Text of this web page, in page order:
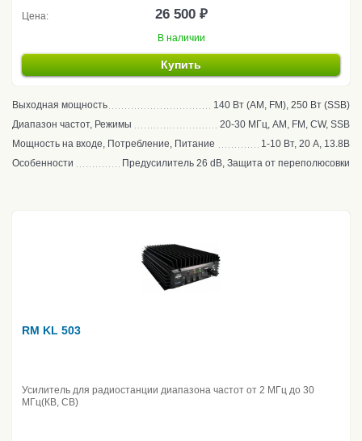
Цена: 26 500 ₽
В наличии
Купить
Выходная мощность
140 Вт (AM, FM), 250 Вт (SSB)
Диапазон частот, Режимы
20-30 МГц, AM, FM, CW, SSB
Мощность на входе, Потребление, Питание
1-10 Вт, 20 А, 13.8В
Особенности
Предусилитель 26 dB, Защита от переполюсовки
RM KL 503
Усилитель для радиостанции диапазона частот от 2 МГц до 30
МГц(КВ, CB)